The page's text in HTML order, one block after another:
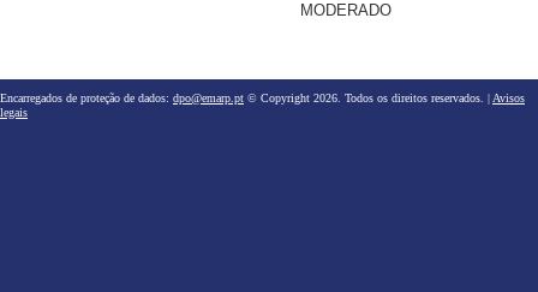
MODERADO
Encarregados de proteção de dados: dpo@emarp.pt © Copyright 2026. Todos os direitos reservados. | Avisos
legais